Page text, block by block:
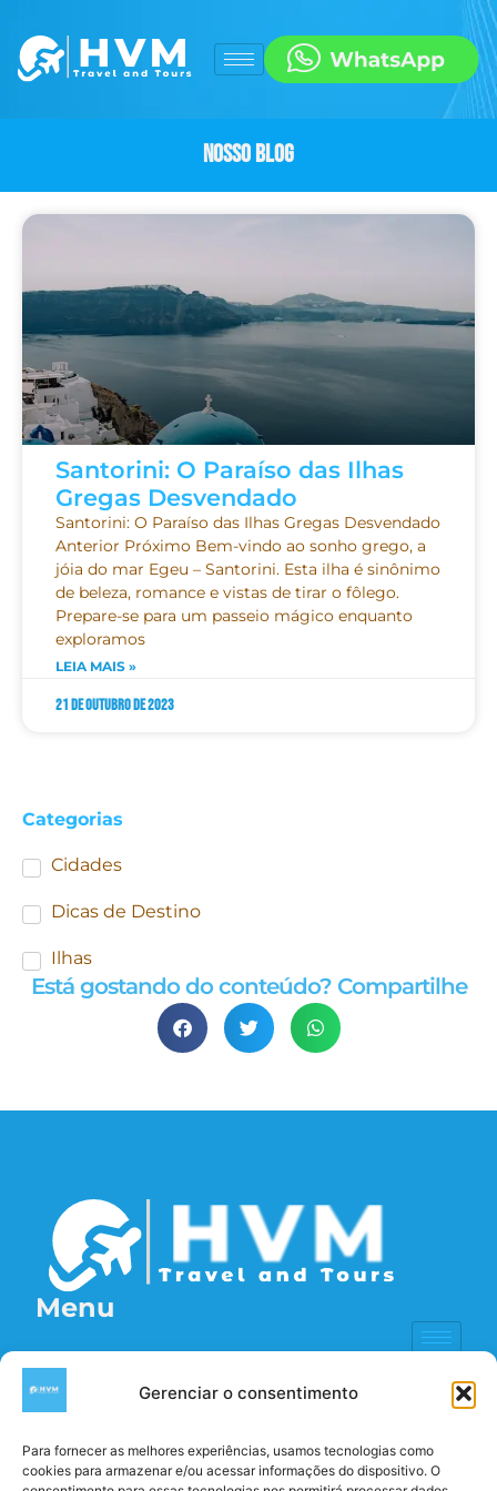
Gerenciar o consentimento
Para fornecer as melhores experiências, usamos tecnologias como
cookies para armazenar e/ou acessar informações do dispositivo. O
Nosso Blog
Santorini: O Paraíso das Ilhas
Gregas Desvendado
Santorini: O Paraíso das Ilhas Gregas Desvendado
Anterior Próximo Bem-vindo ao sonho grego, a
jóia do mar Egeu – Santorini. Esta ilha é sinônimo
de beleza, romance e vistas de tirar o fôlego.
Prepare-se para um passeio mágico enquanto
exploramos
LEIA MAIS »
21 de outubro de 2023
Categorias
Cidades
Dicas de Destino
Ilhas
Está gostando do conteúdo? Compartilhe
Menu
Contatos
(11) 93100-6769
Seg à Sexta 10:00 - 18:00